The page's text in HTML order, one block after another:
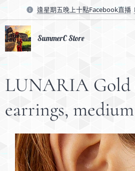
逢星期五晚上十點Facebook直播
SummerC Store
LUNARIA Gold
earrings, medium